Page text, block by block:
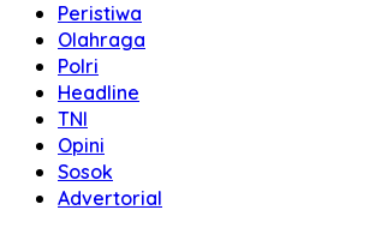
Peristiwa
Olahraga
Polri
Headline
TNI
Opini
Sosok
Advertorial